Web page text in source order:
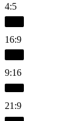
4:5
16:9
9:16
21:9